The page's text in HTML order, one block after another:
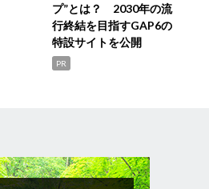
プ”とは？ 2030年の流
行終結を目指すGAP6の
特設サイトを公開
PR